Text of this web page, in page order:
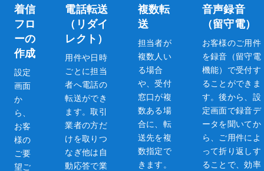
着信
フロ
ーの
作成
設定
画面
か
ら、
お客
様の
ご要
望ご
電話転送
（リダイ
レクト）
用件や日時
ごとに担当
者へ電話の
転送ができ
ます。取引
業者の方だ
けを取りつ
なぎ他は自
動応答で業
複数転
送
担当者が
複数人い
る場合
や、受付
窓口が複
数ある場
合に、転
送先を複
数指定で
きます。
音声録音
（留守電）
お客様のご用件
を録音（留守電
機能）で受付す
ることができま
す。後から、設
定画面で録音デ
ータを聞いてか
ら、ご用件によ
って折り返しす
ることで、効率